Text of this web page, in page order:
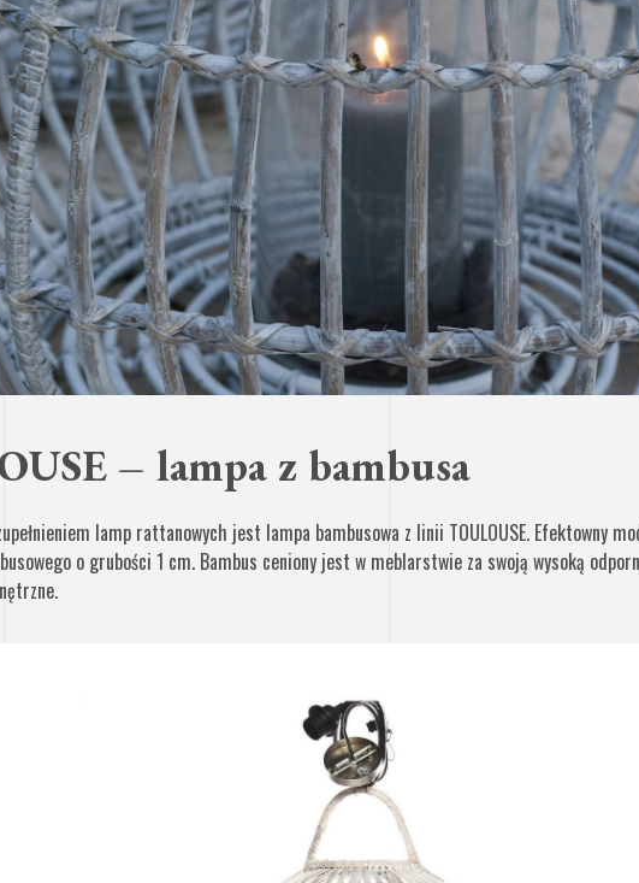
– lampa z bambusa
lamp rattanowych jest lampa bambusowa z linii TOULOUSE. Efektowny
o grubości 1 cm. Bambus ceniony jest w meblarstwie za swoją wysoką